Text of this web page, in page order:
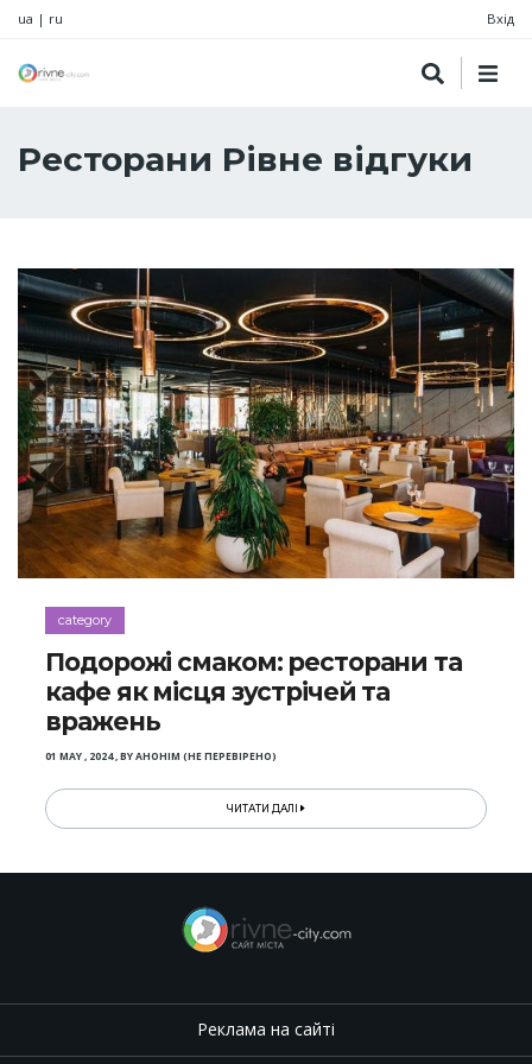
ua | ru Вхід
Ресторани Рівне відгуки
category
Подорожі смаком: ресторани та
кафе як місця зустрічей та
вражень
01 MAY , 2024,BYАНОНІМ (НЕ ПЕРЕВІРЕНО)
ЧИТАТИ ДАЛІ
Реклама на сайті